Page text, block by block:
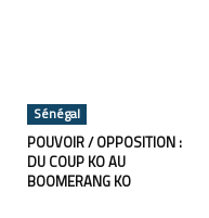
Sénégal
POUVOIR / OPPOSITION :
DU COUP KO AU
BOOMERANG KO